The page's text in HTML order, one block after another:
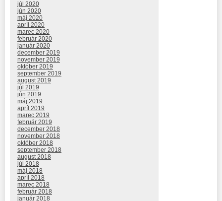
júl 2020
jún 2020
máj 2020
apríl 2020
marec 2020
február 2020
január 2020
december 2019
november 2019
október 2019
september 2019
august 2019
júl 2019
jún 2019
máj 2019
apríl 2019
marec 2019
február 2019
december 2018
november 2018
október 2018
september 2018
august 2018
júl 2018
máj 2018
apríl 2018
marec 2018
február 2018
január 2018